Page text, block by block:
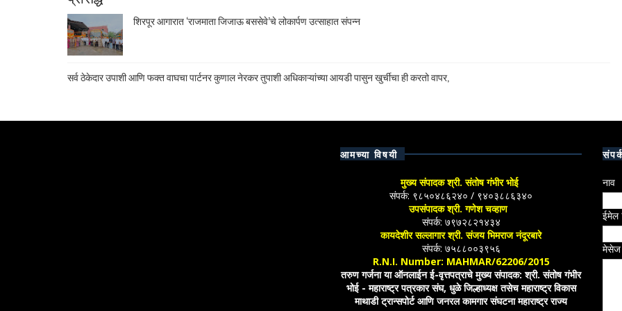
शिरपूर आगारात ‘राजमाता जिजाऊ बससेवे’चे लोकार्पण उत्साहात संपन्न
सर्व ठेकेदार उपाशी आणि फक्त वाघचा पार्टनर कुणाल नेरकर तुपाशी अधिकाऱ्यांच्या आयडी पासुन खुर्चीचा ही करतो वापर,
आमच्या विषयी
मुख्य संपादक श्री. संतोष गंभीर भोई
संपर्क: ९८५०४८६२४० / ९४०३८८६३४०
उपसंपादक श्री. गणेश चव्हाण
संपर्क: ७९७२८२१४३४
कायदेशीर सल्लागार श्री. संजय भिमराज नंदूरबारे
संपर्क: ७५८८००३९५६
R.N.I. Number: MAHMAR/62206/2015
तरुण गर्जना या ऑनलाईन ई-वृत्तपत्राचे मुख्य संपादक: श्री. संतोष गंभीर
भोई - महाराष्ट्र पत्रकार संघ, धुळे जिल्हाध्यक्ष तसेच महाराष्ट्र विकास
माथाडी ट्रान्सपोर्ट आणि जनरल कामगार संघटना महाराष्ट्र राज्य
नाव
ईमेल
मेसेज